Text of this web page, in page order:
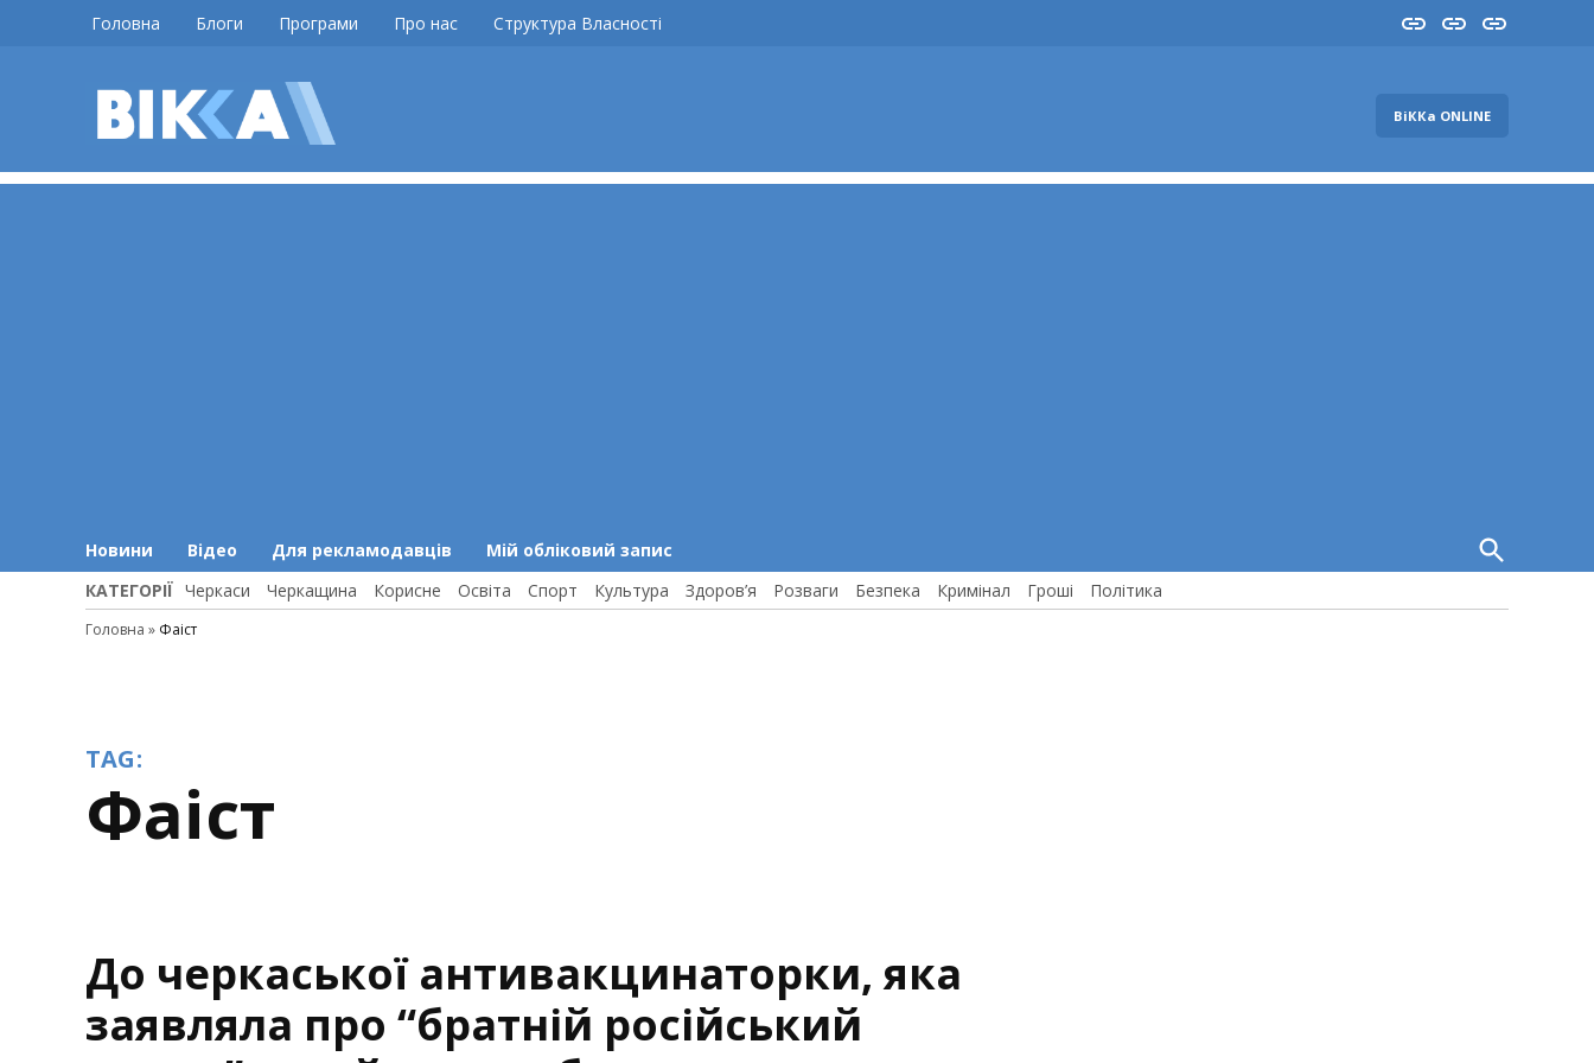
Головна Блоги Програми Про нас Структура Власності InstaYouTube
FB
ВіККа ONLINE
Новини Відео Для рекламодавців Мій обліковий запис
Open
Search
КАТЕГОРІЇ Черкаси Черкащина Корисне Освіта Спорт Культура Здоров’я Розваги Безпека Кримінал Гроші Політика
Головна » Фаіст
TAG:
Фаіст
До черкаської антивакцинаторки, яка
заявляла про “братній російський